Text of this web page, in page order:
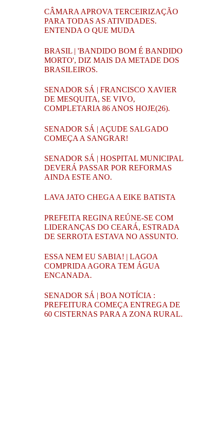
CÂMARA APROVA TERCEIRIZAÇÃO
PARA TODAS AS ATIVIDADES.
ENTENDA O QUE MUDA
BRASIL | 'BANDIDO BOM É BANDIDO
MORTO', DIZ MAIS DA METADE DOS
BRASILEIROS.
SENADOR SÁ | FRANCISCO XAVIER
DE MESQUITA, SE VIVO,
COMPLETARIA 86 ANOS HOJE(26).
SENADOR SÁ | AÇUDE SALGADO
COMEÇA A SANGRAR!
SENADOR SÁ | HOSPITAL MUNICIPAL
DEVERÁ PASSAR POR REFORMAS
AINDA ESTE ANO.
LAVA JATO CHEGA A EIKE BATISTA
PREFEITA REGINA REÚNE-SE COM
LIDERANÇAS DO CEARÁ, ESTRADA
DE SERROTA ESTAVA NO ASSUNTO.
ESSA NEM EU SABIA! | LAGOA
COMPRIDA AGORA TEM ÁGUA
ENCANADA.
SENADOR SÁ | BOA NOTÍCIA :
PREFEITURA COMEÇA ENTREGA DE
60 CISTERNAS PARA A ZONA RURAL.